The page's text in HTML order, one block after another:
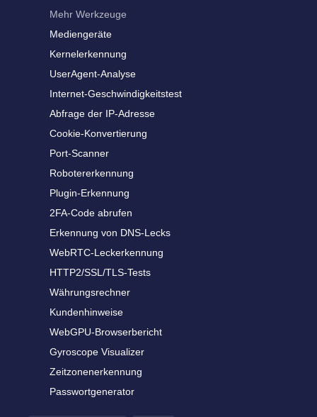
Mehr Werkzeuge
Mediengeräte
Kernelerkennung
UserAgent-Analyse
Internet-Geschwindigkeitstest
Abfrage der IP-Adresse
Cookie-Konvertierung
Port-Scanner
Robotererkennung
Plugin-Erkennung
2FA-Code abrufen
Erkennung von DNS-Lecks
WebRTC-Leckerkennung
HTTP2/SSL/TLS-Tests
Währungsrechner
Kundenhinweise
WebGPU-Browserbericht
Gyroscope Visualizer
Zeitzonenerkennung
Passwortgenerator